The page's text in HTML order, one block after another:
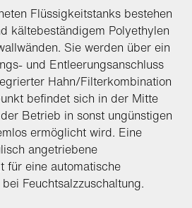
Flüssigkeitstanks bestehen
kältebeständigem Polyethylen
Sie werden über ein
und Entleerungsanschluss
Hahn/Filterkombination
befindet sich in der Mitte
Betrieb in sonst ungünstigen
ermöglicht wird. Eine
angetriebene
für eine automatische
Feuchtsalzzuschaltung.